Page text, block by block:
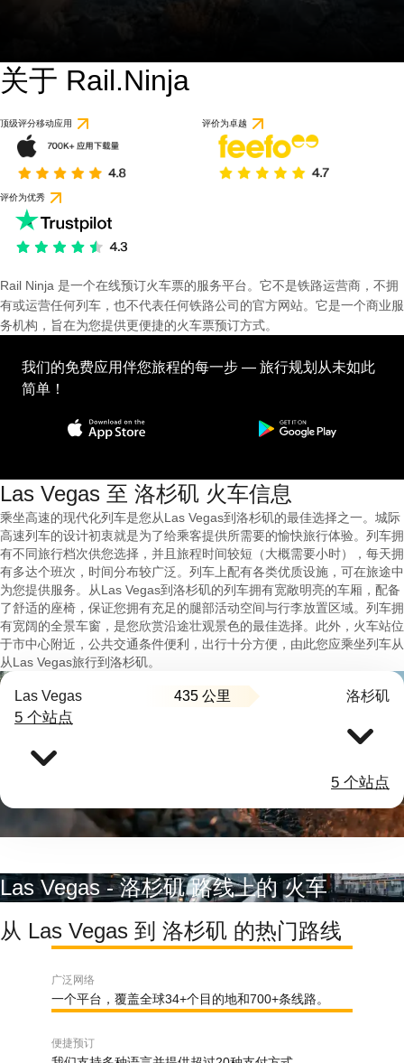
关于 Rail.Ninja
顶级评分移动应用 评价为卓越
评价为优秀
Rail Ninja 是一个在线预订火车票的服务平台。它不是铁路运营商，不拥
有或运营任何列车，也不代表任何铁路公司的官方网站。它是一个商业服
务机构，旨在为您提供更便捷的火车票预订方式。
我们的免费应用伴您旅程的每一步 — 旅行规划从未如此
简单！
Las Vegas 至 洛杉矶 火车信息
乘坐高速的现代化列车是您从Las Vegas到洛杉矶的最佳选择之一。城际
高速列车的设计初衷就是为了给乘客提供所需要的愉快旅行体验。列车拥
有不同旅行档次供您选择，并且旅程时间较短（大概需要小时），每天拥
有多达个班次，时间分布较广泛。列车上配有各类优质设施，可在旅途中
为您提供服务。从Las Vegas到洛杉矶的列车拥有宽敞明亮的车厢，配备
了舒适的座椅，保证您拥有充足的腿部活动空间与行李放置区域。列车拥
有宽阔的全景车窗，是您欣赏沿途壮观景色的最佳选择。此外，火车站位
于市中心附近，公共交通条件便利，出行十分方便，由此您应乘坐列车从
从Las Vegas旅行到洛杉矶。
Las Vegas 435 公里 洛杉矶
5 个站点
5 个站点
Las Vegas - 洛杉矶 路线上的 火车
从 Las Vegas 到 洛杉矶 的热门路线
广泛网络
一个平台，覆盖全球34+个目的地和700+条线路。
便捷预订